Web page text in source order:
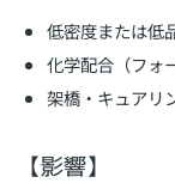
低密度または低
化学配合（フォ
架橋・キュアリ
【影響】